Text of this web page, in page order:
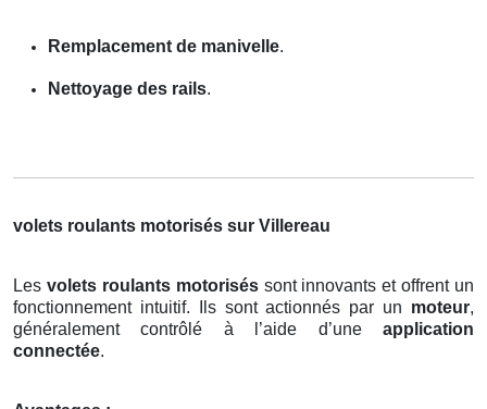
Remplacement de manivelle.
Nettoyage des rails.
volets roulants motorisés sur Villereau
Les volets roulants motoriséssont innovants et offrent un
fonctionnement intuitif. Ils sont actionnés par un moteur,
généralement contrôlé à l’aide d’une application
connectée.